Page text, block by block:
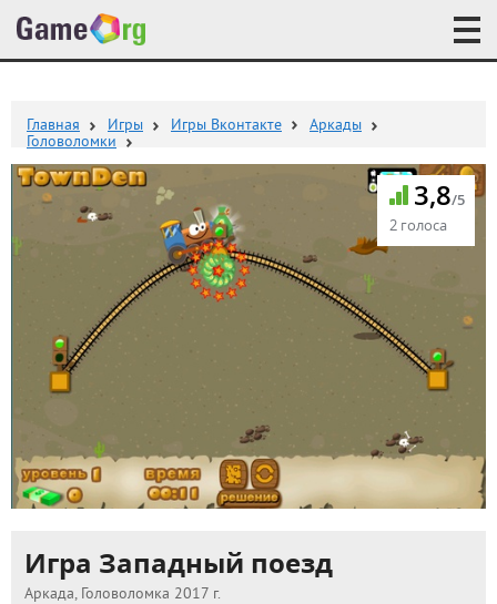
Главная Игры Игры Вконтакте
Аркады
Головоломки
3,8/5
2 голоса
Игра Западный поезд
Аркада, Головоломка 2017 г.